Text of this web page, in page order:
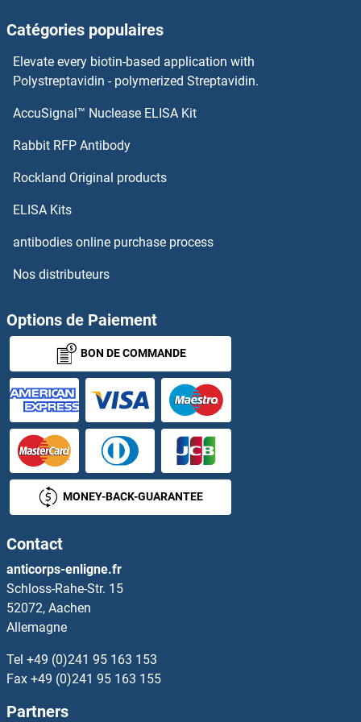
FOSB Kits ELISA
FRAT1 Kits ELISA
Frataxin Kits ELISA
Free PSA Kits ELISA
Frizzled Family Receptor 8 Kits ELISA
FRK Kits ELISA
FRS2 Kits ELISA
FRS3 Kits ELISA
Fructose-1,6-Bisphosphate Aldolase Kits ELISA
FRZB Kits ELISA
FSCB Kits ELISA
FSD1 Kits ELISA
FSD2 Kits ELISA
FSH Kits ELISA
FSHB Kits ELISA
FSHR Kits ELISA
Catégories populaires
Elevate every biotin-based application with
Polystreptavidin - polymerized Streptavidin.
AccuSignal™ Nuclease ELISA Kit
Rabbit RFP Antibody
Rockland Original products
ELISA Kits
antibodies online purchase process
Nos distributeurs
Options de Paiement
BON DE COMMANDE
MONEY-BACK-GUARANTEE
Contact
anticorps-enligne.fr
Schloss-Rahe-Str. 15
52072, Aachen
Allemagne
Tel +49 (0)241 95 163 153
Fax +49 (0)241 95 163 155
Partners